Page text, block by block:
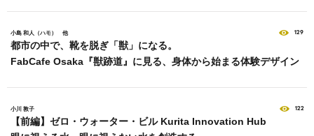
小島 和人（ハモ） 他 129
都市の中で、靴を脱ぎ「獣」になる。
FabCafe Osaka『獣跡道』に見る、身体から始まる体験デザイン
小川 敦子 122
【前編】ゼロ・ウォーター・ビル Kurita Innovation Hub